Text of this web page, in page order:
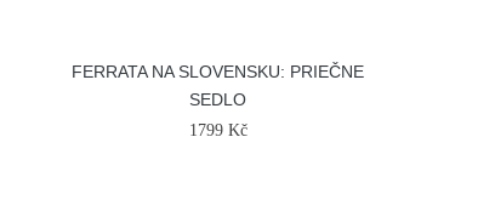
FERRATA NA SLOVENSKU: PRIEČNE
SEDLO
1799 Kč